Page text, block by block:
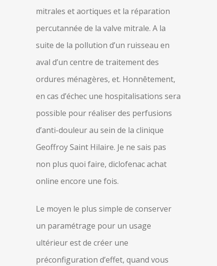
mitrales et aortiques et la réparation
percutannée de la valve mitrale. A la
suite de la pollution d’un ruisseau en
aval d’un centre de traitement des
ordures ménagères, et. Honnêtement,
en cas d’échec une hospitalisations sera
possible pour réaliser des perfusions
d’anti-douleur au sein de la clinique
Geoffroy Saint Hilaire. Je ne sais pas
non plus quoi faire, diclofenac achat
online encore une fois.
Le moyen le plus simple de conserver
un paramétrage pour un usage
ultérieur est de créer une
préconfiguration d’effet, quand vous